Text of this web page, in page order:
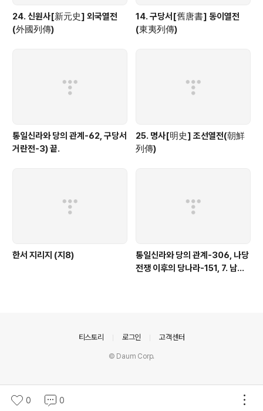
24. 신원사[新元史] 외국열전
(外國列傳)
14. 구당서[舊唐書] 동이열전
(東夷列傳)
통일신라와 당의 관계-62, 구당서
거란전-3) 끝.
25. 명사[明史] 조선열전(朝鮮
列傳)
한서 지리지 (지8)
통일신라와 당의 관계-306, 나당
전쟁 이후의 당나라-151, 7. 남조
0 0
티스토리 로그인 고객센터
© Daum Corp.